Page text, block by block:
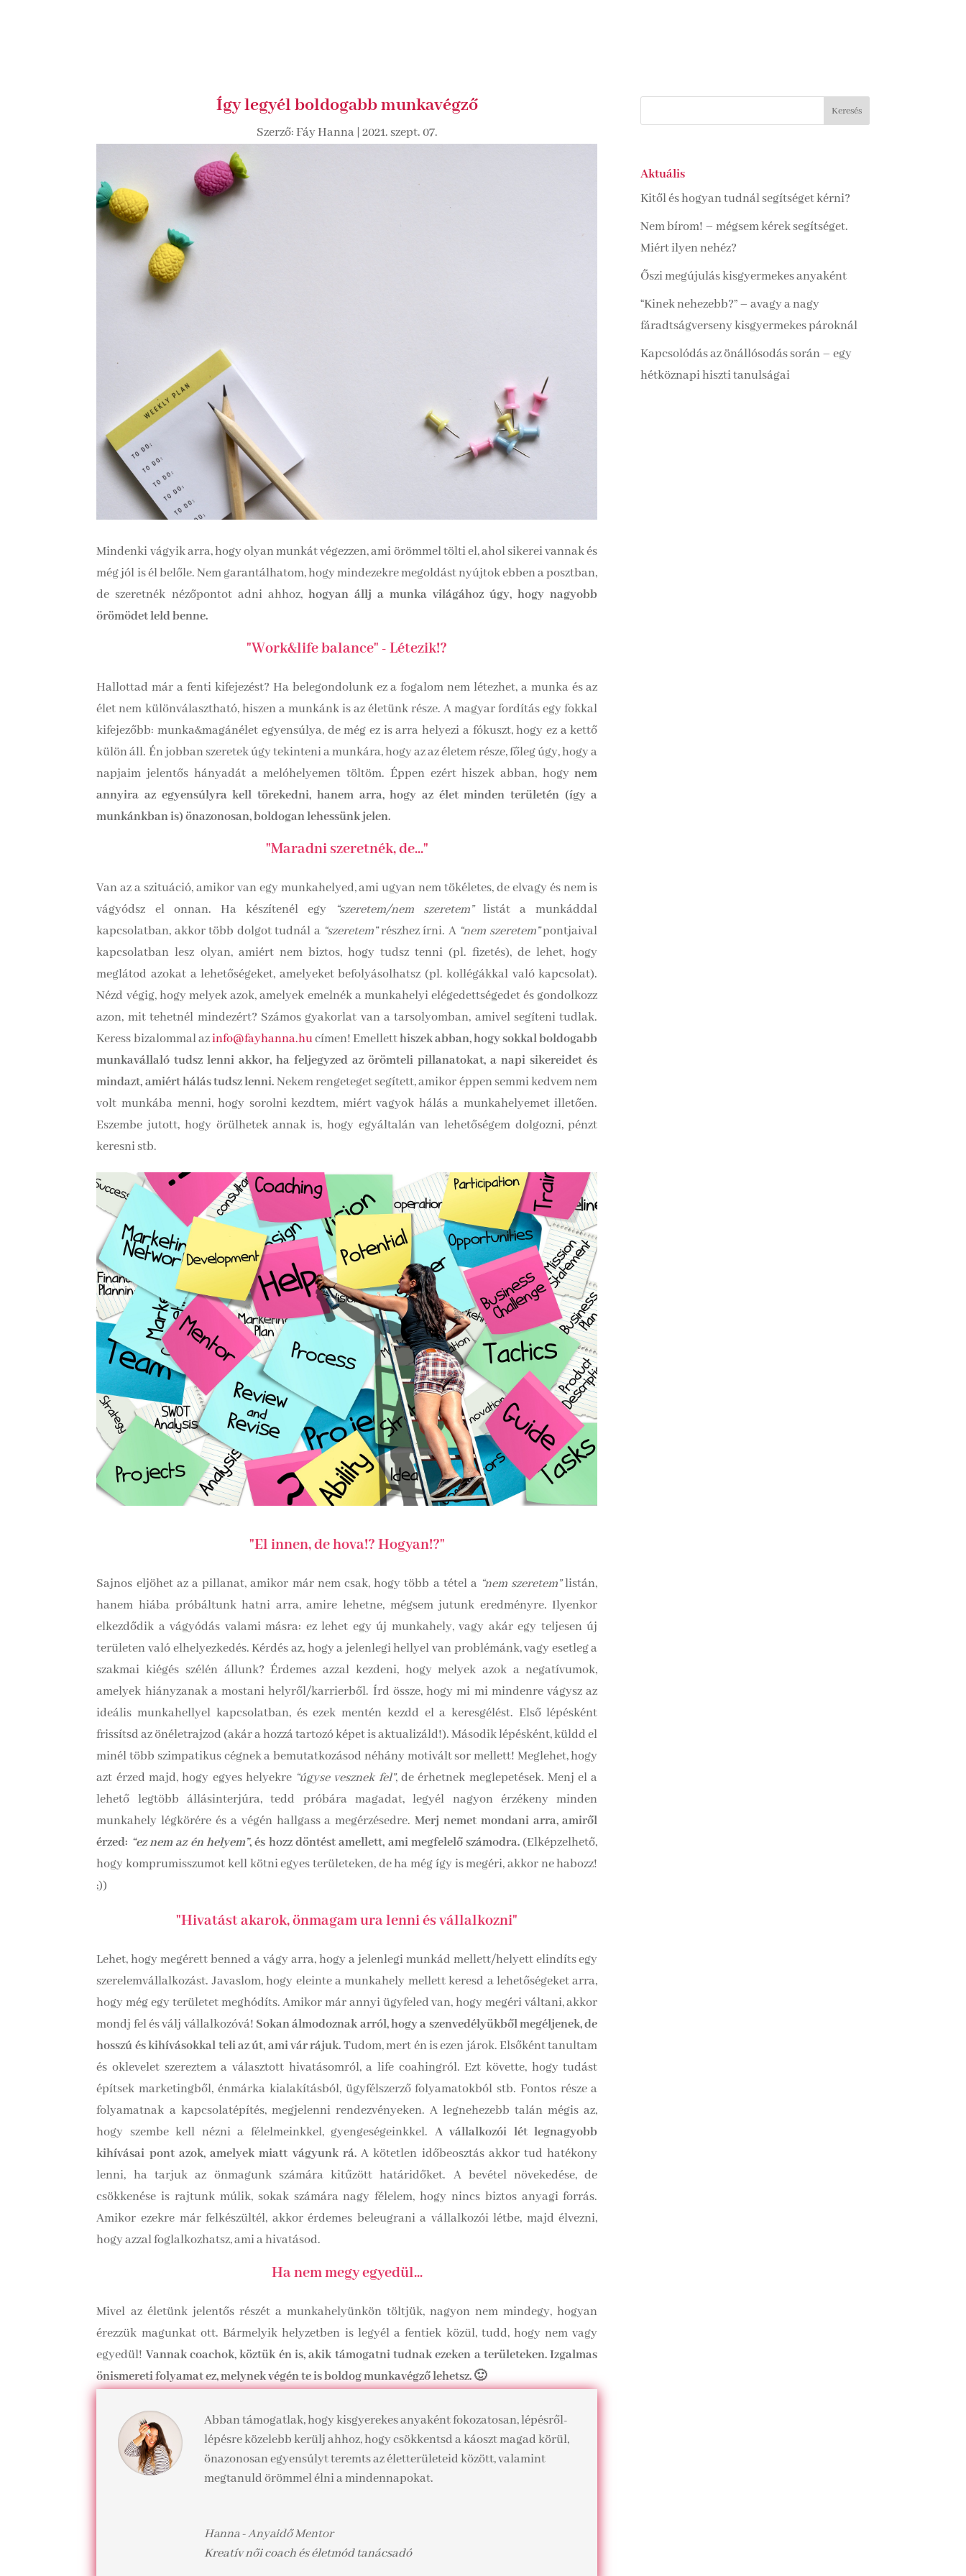
Így legyél boldogabb munkavégző
Szerző:Fáy Hanna| 2021. szept. 07.
Mindenki vágyik arra, hogy olyan munkát végezzen, ami örömmel tölti el, ahol sikerei vannak és
még jól is él belőle. Nem garantálhatom, hogy mindezekre megoldást nyújtok ebben a posztban,
de szeretnék nézőpontot adni ahhoz, hogyan állj a munka világához úgy, hogy nagyobb
örömödet leld benne.
"Work&life balance" - Létezik!?
Hallottad már a fenti kifejezést? Ha belegondolunk ez a fogalom nem létezhet, a munka és az
élet nem különválasztható, hiszen a munkánk is az életünk része. A magyar fordítás egy fokkal
kifejezőbb: munka&magánélet egyensúlya, de még ez is arra helyezi a fókuszt, hogy ez a kettő
külön áll. Én jobban szeretek úgy tekinteni a munkára, hogy az az életem része, főleg úgy, hogy a
napjaim jelentős hányadát a melóhelyemen töltöm. Éppen ezért hiszek abban, hogynem
annyira az egyensúlyra kell törekedni, hanem arra, hogy az élet minden területén (így a
munkánkban is) önazonosan, boldogan lehessünk jelen.
"Maradni szeretnék, de..."
Van az a szituáció, amikor van egy munkahelyed, ami ugyan nem tökéletes, de elvagy és nem is
vágyódsz el onnan. Ha készítenél egy
“szeretem/nem szeretem”listát a munkáddal
kapcsolatban, akkor több dolgot tudnál a “szeretem”részhez írni. A “nem szeretem”pontjaival
kapcsolatban lesz olyan, amiért nem biztos, hogy tudsz tenni (pl. fizetés), de lehet, hogy
meglátod azokat a lehetőségeket, amelyeket befolyásolhatsz (pl. kollégákkal való kapcsolat).
Nézd végig, hogy melyek azok, amelyek emelnék a munkahelyi elégedettségedet és gondolkozz
azon, mit tehetnél mindezért? Számos gyakorlat van a tarsolyomban, amivel segíteni tudlak.
Keress bizalommal azinfo@fayhanna.hucímen! Emelletthiszek abban, hogy sokkal boldogabb
munkavállaló tudsz lenni akkor, ha feljegyzed az örömteli pillanatokat, a napi sikereidet és
mindazt, amiért hálás tudsz lenni.Nekem rengeteget segített, amikor éppen semmi kedvem nem
volt munkába menni, hogy sorolni kezdtem, miért vagyok hálás a munkahelyemet illetően.
Eszembe jutott, hogy örülhetek annak is, hogy egyáltalán van lehetőségem dolgozni, pénzt
keresni stb.
"El innen, de hova!? Hogyan!?"
Sajnos eljöhet az a pillanat, amikor már nem csak, hogy több a tétel a “nem szeretem”listán,
hanem hiába próbáltunk hatni arra, amire lehetne, mégsem jutunk eredményre. Ilyenkor
elkezdődik a vágyódás valami másra: ez lehet egy új munkahely, vagy akár egy teljesen új
területen való elhelyezkedés. Kérdés az, hogy a jelenlegi hellyel van problémánk, vagy esetleg a
szakmai kiégés szélén állunk? Érdemes azzal kezdeni, hogy melyek azok a negatívumok,
amelyek hiányzanak a mostani helyről/karrierből. Írd össze, hogy mi mi mindenre vágysz az
ideális munkahellyel kapcsolatban, és ezek mentén kezdd el a keresgélést. Első lépésként
frissítsd az önéletrajzod (akár a hozzá tartozó képet is aktualizáld!). Második lépésként, küldd el
minél több szimpatikus cégnek a bemutatkozásod néhány motivált sor mellett! Meglehet, hogy
azt érzed majd, hogy egyes helyekre “úgyse vesznek fel”, de érhetnek meglepetések. Menj el a
lehető legtöbb állásinterjúra, tedd próbára magadat, legyél nagyon érzékeny minden
munkahely légkörére és a végén hallgass a megérzésedre.Merj nemet mondani arra, amiről
érzed: “ez nem az én helyem”, és hozz döntést amellett, ami megfelelő számodra. (Elképzelhető,
hogy komprumisszumot kell kötni egyes területeken, de ha még így is megéri, akkor ne habozz!
;))
"Hivatást akarok, önmagam ura lenni és vállalkozni"
Lehet, hogy megérett benned a vágy arra, hogy a jelenlegi munkád mellett/helyett elindíts egy
szerelemvállalkozást. Javaslom, hogy eleinte a munkahely mellett keresd a lehetőségeket arra,
hogy még egy területet meghódíts. Amikor már annyi ügyfeled van, hogy megéri váltani, akkor
mondj fel és válj vállalkozóvá! Sokan álmodoznak arról, hogy a szenvedélyükből megéljenek, de
hosszú és kihívásokkal teli az út, ami vár rájuk.Tudom, mert én is ezen járok. Elsőként tanultam
és oklevelet szereztem a választott hivatásomról, a life coahingról. Ezt követte, hogy tudást
építsek marketingből, énmárka kialakításból, ügyfélszerző folyamatokból stb. Fontos része a
folyamatnak a kapcsolatépítés, megjelenni rendezvényeken. A legnehezebb talán mégis az,
hogy szembe kell nézni a félelmeinkkel, gyengeségeinkkel. A vállalkozói lét legnagyobb
kihívásai pont azok, amelyek miatt vágyunk rá.A kötetlen időbeosztás akkor tud hatékony
lenni, ha tarjuk az önmagunk számára kitűzött határidőket. A bevétel növekedése, de
csökkenése is rajtunk múlik, sokak számára nagy félelem, hogy nincs biztos anyagi forrás.
Amikor ezekre már felkészültél, akkor érdemes beleugrani a vállalkozói létbe, majd élvezni,
hogy azzal foglalkozhatsz, ami a hivatásod.
Ha nem megy egyedül...
Mivel az életünk jelentős részét a munkahelyünkön töltjük, nagyon nem mindegy, hogyan
érezzük magunkat ott. Bármelyik helyzetben is legyél a fentiek közül, tudd, hogy nem vagy
egyedül! Vannak coachok, köztük én is, akik támogatni tudnak ezeken a területeken. Izgalmas
önismereti folyamat ez, melynek végén te is boldog munkavégző lehetsz. 🙂
Abban támogatlak, hogy kisgyerekes anyaként fokozatosan, lépésről-
lépésre közelebb kerülj ahhoz, hogy csökkentsd a káoszt magad körül,
önazonosan egyensúlyt teremts az életterületeid között, valamint
megtanuld örömmel élni a mindennapokat.
Hanna - Anyaidő Mentor
Kreatív női coach és életmód tanácsadó
Aktuális
Kitől és hogyan tudnál segítséget kérni?
Nem bírom! – mégsem kérek segítséget.
Miért ilyen nehéz?
Őszi megújulás kisgyermekes anyaként
“Kinek nehezebb?” – avagy a nagy
fáradtságverseny kisgyermekes pároknál
Kapcsolódás az önállósodás során – egy
hétköznapi hiszti tanulságai